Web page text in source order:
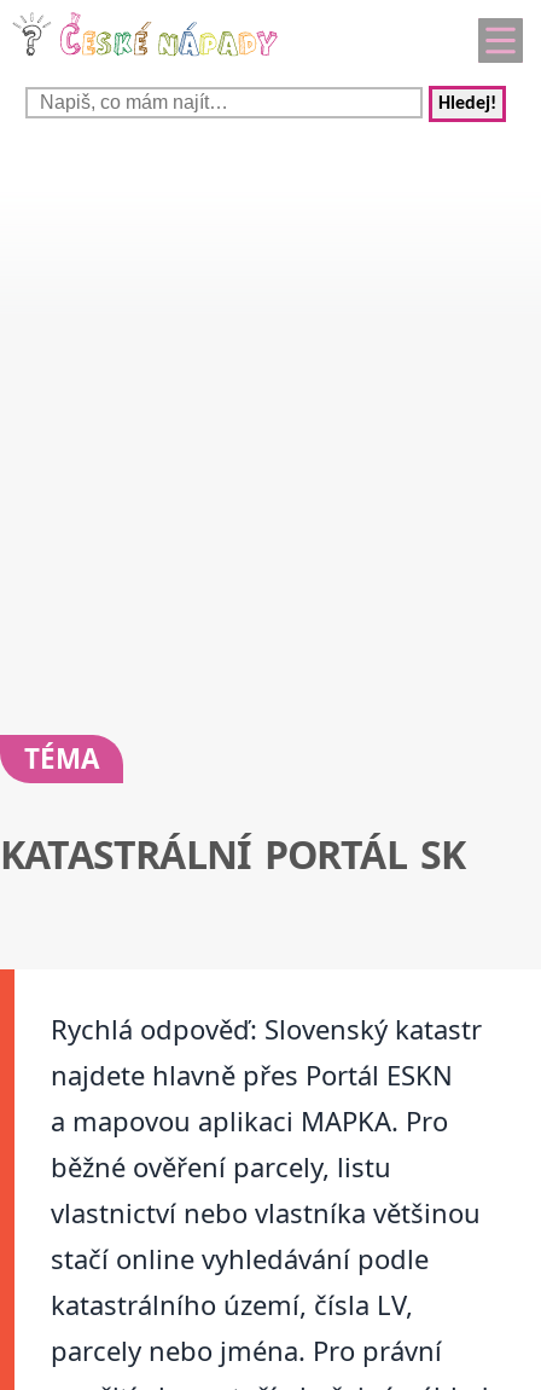
Hledej!
TÉMA
KATASTRÁLNÍ PORTÁL SK
Rychlá odpověď: Slovenský katastr
najdete hlavně přes Portál ESKN
a mapovou aplikaci MAPKA. Pro
běžné ověření parcely, listu
vlastnictví nebo vlastníka většinou
stačí online vyhledávání podle
katastrálního území, čísla LV,
parcely nebo jména. Pro právní